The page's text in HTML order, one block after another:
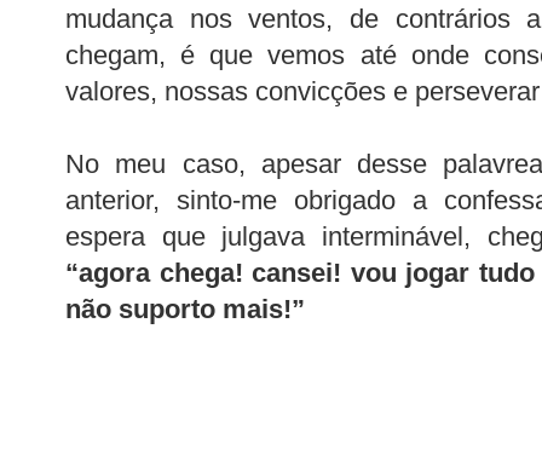
mudança nos ventos, de contrários
chegam, é que vemos até onde
valores, nossas convicções e
No meu caso, apesar desse
anterior, sinto-me obrigado a
espera que julgava interminável,
“agora chega! cansei! vou jogar
não suporto mais!”